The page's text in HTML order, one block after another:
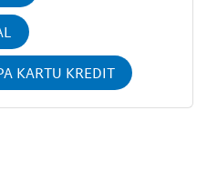
KARTU KREDIT